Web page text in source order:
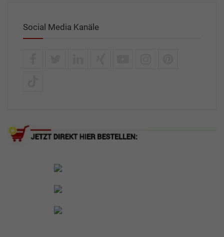
Social Media Kanäle